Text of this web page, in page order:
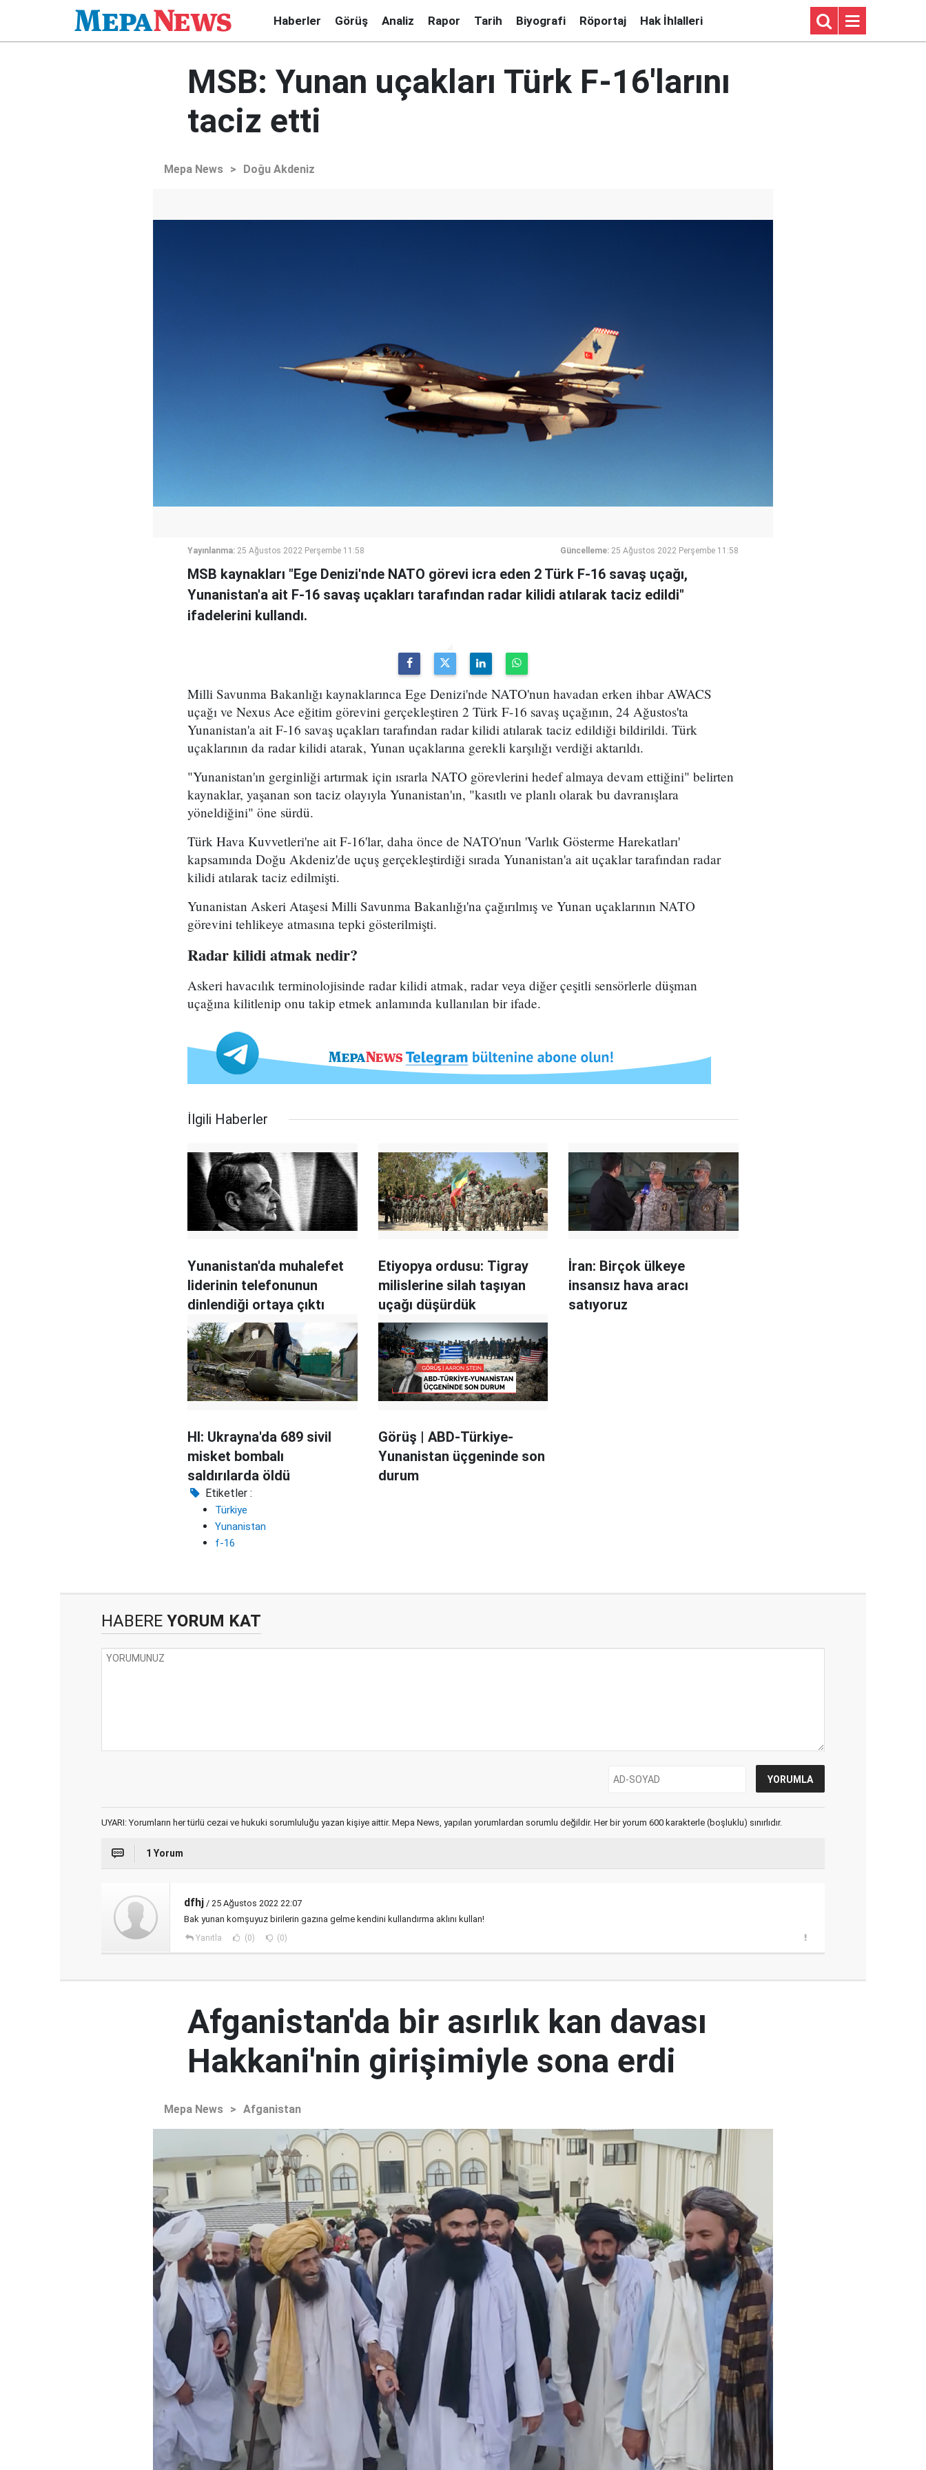
Haberler Görüş Analiz Rapor Tarih Biyografi Röportaj Hak İhlalleri
MSB: Yunan uçakları Türk F-16'larını
taciz etti
Mepa News > Doğu Akdeniz
Yayınlanma: 25 Ağustos 2022 Perşembe 11:58 Güncelleme: 25 Ağustos 2022 Perşembe 11:58
MSB kaynakları "Ege Denizi'nde NATO görevi icra eden 2 Türk F-16 savaş uçağı,
Yunanistan'a ait F-16 savaş uçakları tarafından radar kilidi atılarak taciz edildi"
ifadelerini kullandı.
Milli Savunma Bakanlığı kaynaklarınca Ege Denizi'nde NATO'nun havadan erken ihbar AWACS
uçağı ve Nexus Ace eğitim görevini gerçekleştiren 2 Türk F-16 savaş uçağının, 24 Ağustos'ta
Yunanistan'a ait F-16 savaş uçakları tarafından radar kilidi atılarak taciz edildiği bildirildi. Türk
uçaklarının da radar kilidi atarak, Yunan uçaklarına gerekli karşılığı verdiği aktarıldı.
"Yunanistan'ın gerginliği artırmak için ısrarla NATO görevlerini hedef almaya devam ettiğini" belirten
kaynaklar, yaşanan son taciz olayıyla Yunanistan'ın, "kasıtlı ve planlı olarak bu davranışlara
yöneldiğini" öne sürdü.
Türk Hava Kuvvetleri'ne ait F-16'lar, daha önce de NATO'nun 'Varlık Gösterme Harekatları'
kapsamında Doğu Akdeniz'de uçuş gerçekleştirdiği sırada Yunanistan'a ait uçaklar tarafından radar
kilidi atılarak taciz edilmişti.
Yunanistan Askeri Ataşesi Milli Savunma Bakanlığı'na çağırılmış ve Yunan uçaklarının NATO
görevini tehlikeye atmasına tepki gösterilmişti.
Radar kilidi atmak nedir?
Askeri havacılık terminolojisinde radar kilidi atmak, radar veya diğer çeşitli sensörlerle düşman
uçağına kilitlenip onu takip etmek anlamında kullanılan bir ifade.
İlgili Haberler
Yunanistan'da muhalefet
liderinin telefonunun
dinlendiği ortaya çıktı
Etiyopya ordusu: Tigray
milislerine silah taşıyan
uçağı düşürdük
İran: Birçok ülkeye
insansız hava aracı
satıyoruz
HI: Ukrayna'da 689 sivil
misket bombalı
saldırılarda öldü
Görüş | ABD-Türkiye-
Yunanistan üçgeninde son
durum
Etiketler :
Türkiye
Yunanistan
f-16
HABERE YORUM KAT
UYARI: Yorumların her türlü cezai ve hukuki sorumluluğu yazan kişiye aittir. Mepa News, yapılan yorumlardan sorumlu değildir. Her bir yorum 600 karakterle (boşluklu) sınırlıdır.
1 Yorum
dfhj / 25 Ağustos 2022 22:07
Bak yunan komşuyuz birilerin gazına gelme kendini kullandırma aklını kullan!
Yanıtla (0) (0)
Afganistan'da bir asırlık kan davası
Hakkani'nin girişimiyle sona erdi
Mepa News > Afganistan